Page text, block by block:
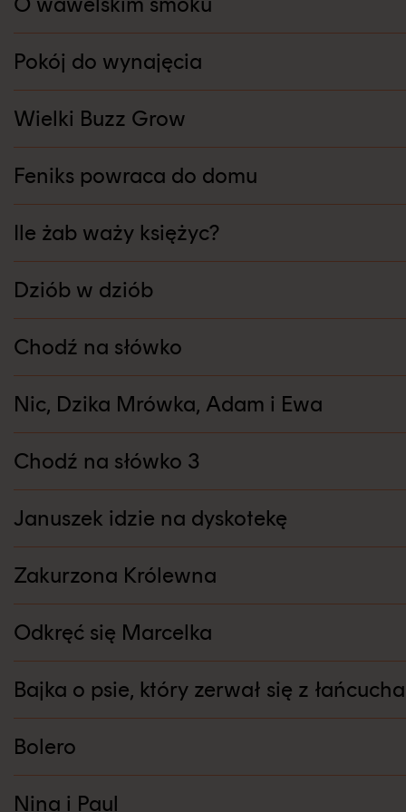
Pokój do wynajęcia
Wielki Buzz Grow
Feniks powraca do domu
Ile żab waży księżyc?
Dziób w dziób
Chodź na słówko
Nic, Dzika Mrówka, Adam i Ewa
Chodź na słówko 3
Januszek idzie na dyskotekę
Zakurzona Królewna
Odkręć się Marcelka
Bajka o psie, który zerwał się z łańcucha
Bolero
Nina i Paul